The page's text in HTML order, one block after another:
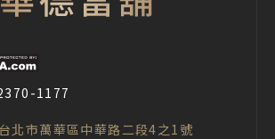
1177
北市萬華區中華路二段4之1號